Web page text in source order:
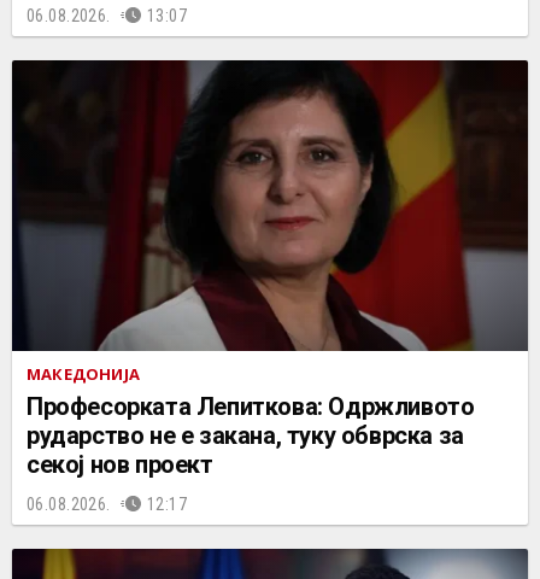
06.08.2026. 13:07
МАКЕДОНИЈА
Професорката Лепиткова: Одржливото
рударство не е закана, туку обврска за
секој нов проект
06.08.2026. 12:17